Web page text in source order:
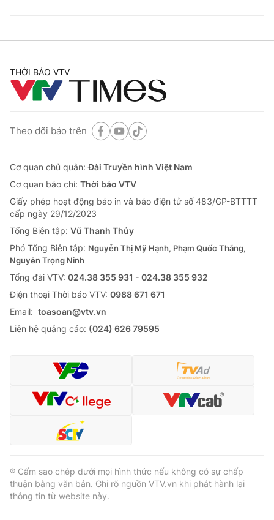
THỜI BÁO VTV
Theo dõi báo trên
Cơ quan chủ quản:Đài Truyền hình Việt Nam
Cơ quan báo chí: Thời báo VTV
Giấy phép hoạt động báo in và báo điện tử số 483/GP-BTTTT
cấp ngày 29/12/2023
Tổng Biên tập: Vũ Thanh Thủy
Phó Tổng Biên tập: Nguyễn Thị Mỹ Hạnh, Phạm Quốc Thắng,
Nguyễn Trọng Ninh
Tổng đài VTV: 024.38 355 931 - 024.38 355 932
Ðiện thoại Thời báo VTV: 0988 671 671
Email: toasoan@vtv.vn
Liên hệ quảng cáo: (024) 626 79595
® Cấm sao chép dưới mọi hình thức nếu không có sự chấp
thuận bằng văn bản. Ghi rõ nguồn VTV.vn khi phát hành lại
thông tin từ website này.